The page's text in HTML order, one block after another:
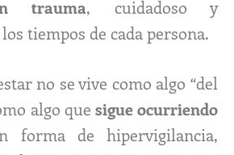
trauma, cuidadoso y
tiempos de cada persona.
no se vive como algo “del
algo que sigue ocurriendo
forma de hipervigilancia,